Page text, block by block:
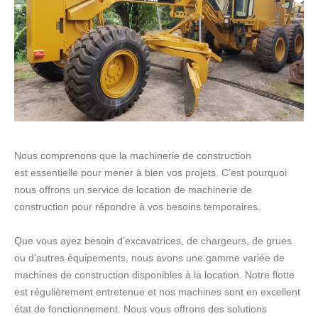
Nous comprenons que la machinerie de construction
est essentielle pour mener à bien vos projets. C’est pourquoi
nous offrons un service de location de machinerie de
construction pour répondre à vos besoins temporaires.
Que vous ayez besoin d’excavatrices, de chargeurs, de grues
ou d’autres équipements, nous avons une gamme variée de
machines de construction disponibles à la location. Notre flotte
est régulièrement entretenue et nos machines sont en excellent
état de fonctionnement. Nous vous offrons des solutions